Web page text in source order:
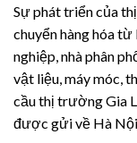
Sự phát triển của
chuyển hàng hóa
nghiệp, nhà phân
vật liệu, máy móc,
cầu thị trường Gia
được gửi về Hà Nội